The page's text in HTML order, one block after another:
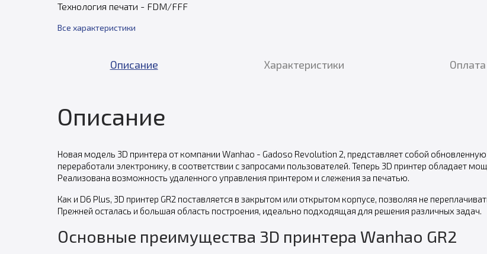
Технология печати - FDM/FFF
Все характеристики
Описание Характеристики
Описание
Новая модель 3D принтера от компании Wanhao - Gadoso Revolution 2, представляет собой
переработали электронику, в соответствии с запросами пользователей. Теперь 3D принтер обладает
Реализована возможность удаленного управления принтером и слежения за печатью.
Как и D6 Plus, 3D принтер GR2 поставляется в закрытом или открытом корпусе, позволяя не
Прежней осталась и большая область построения, идеально подходящая для решения различных задач.
Основные преимущества 3D принтера Wanhao GR2